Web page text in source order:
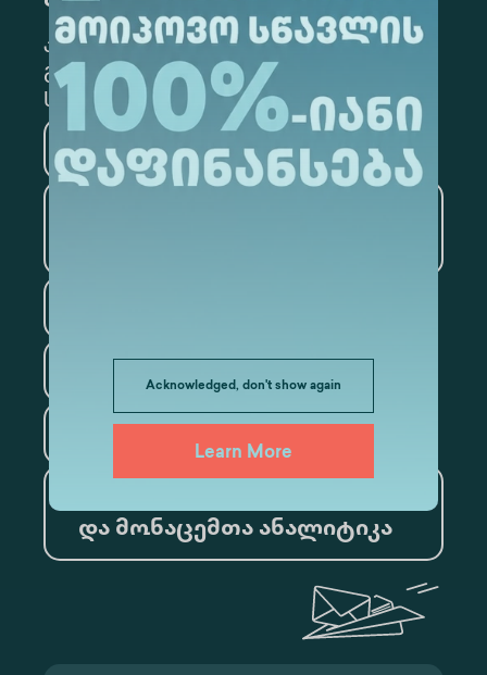
Acknowledged, don't show again
Learn More
კონკრეტული მიმართულების
გამოსაწერად, მონიშნეთ შესაბამისი
სექცია
მედიცინა ბიზნესი
და მონაცემთა ანალიტიკა